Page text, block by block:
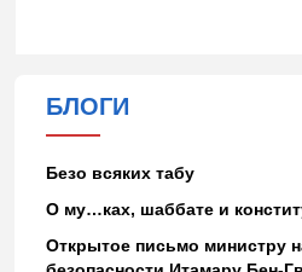
БЛОГИ
Безо всяких табу
О му…ках, шаббате и
Открытое письмо министру